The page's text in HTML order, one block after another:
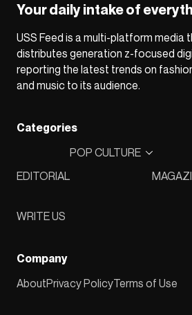
Your daily intake of
USS Feed is a multi-platform media
distributes generation z-focused
reporting the latest trends on
and music to its audience.
Categories
EDITORIAL
POP CULTURE
WRITE US
Company
AboutPrivacy PolicyTerms of Use